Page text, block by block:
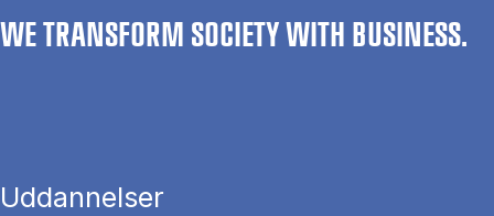
WE TRANSFORM SOCIETY WITH BUSINESS.
Uddannelser